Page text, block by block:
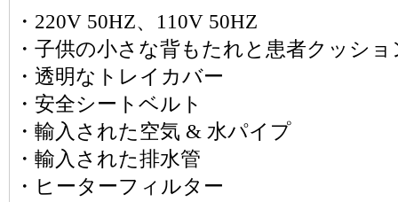
・220V 50HZ、110V 50HZ
・子供の小さな背もたれと患者クッシ
・透明なトレイカバー
・安全シートベルト
・輸入された空気 & 水パイプ
・輸入された排水管
・ヒーターフィルター